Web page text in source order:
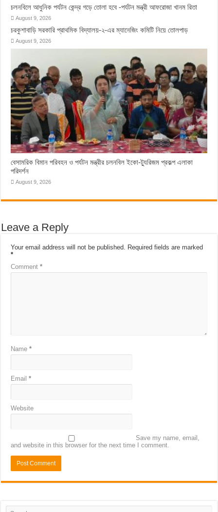
চলনবিলে আধুনিক পর্যটন কেন্দ্র গড়ে তোলা হবে -পর্যটন মন্ত্রী আফরোজা খানম রিতা
August 9, 2026
চরকুশাবাড়ি সরকারি প্রাথমিক বিদ্যালয়-২-এর ম্যানেজিং কমিটি নিয়ে তোলপাড়
August 9, 2026
বেসামরিক বিমান পরিবহন ও পর্যটন মন্ত্রীর চলনবিল ইকো-ট্যুরিজম প্রকল্প এলাকা
পরিদর্শন
August 9, 2026
Leave a Reply
Your email address will not be published. Required fields are marked
*
Comment*
Name*
Email*
Website
Save my name, email,
and website in this browser for the next time I comment.